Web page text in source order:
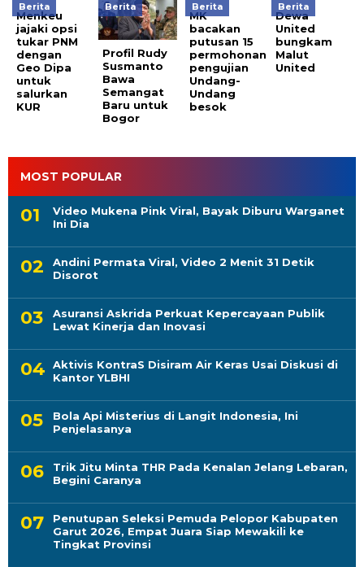
Berita
Menkeu
jajaki opsi
tukar PNM
dengan
Geo Dipa
untuk
salurkan
KUR
Berita
Profil Rudy
Susmanto
Bawa
Semangat
Baru untuk
Bogor
Berita
MK
bacakan
putusan 15
permohonan
pengujian
Undang-
Undang
besok
Berita
Dewa
United
bungkam
Malut
United
MOST POPULAR
Video Mukena Pink Viral, Bayak Diburu Warganet
Ini Dia
Andini Permata Viral, Video 2 Menit 31 Detik
Disorot
Asuransi Askrida Perkuat Kepercayaan Publik
Lewat Kinerja dan Inovasi
Aktivis KontraS Disiram Air Keras Usai Diskusi di
Kantor YLBHI
Bola Api Misterius di Langit Indonesia, Ini
Penjelasanya
Trik Jitu Minta THR Pada Kenalan Jelang Lebaran,
Begini Caranya
Penutupan Seleksi Pemuda Pelopor Kabupaten
Garut 2026, Empat Juara Siap Mewakili ke
Tingkat Provinsi